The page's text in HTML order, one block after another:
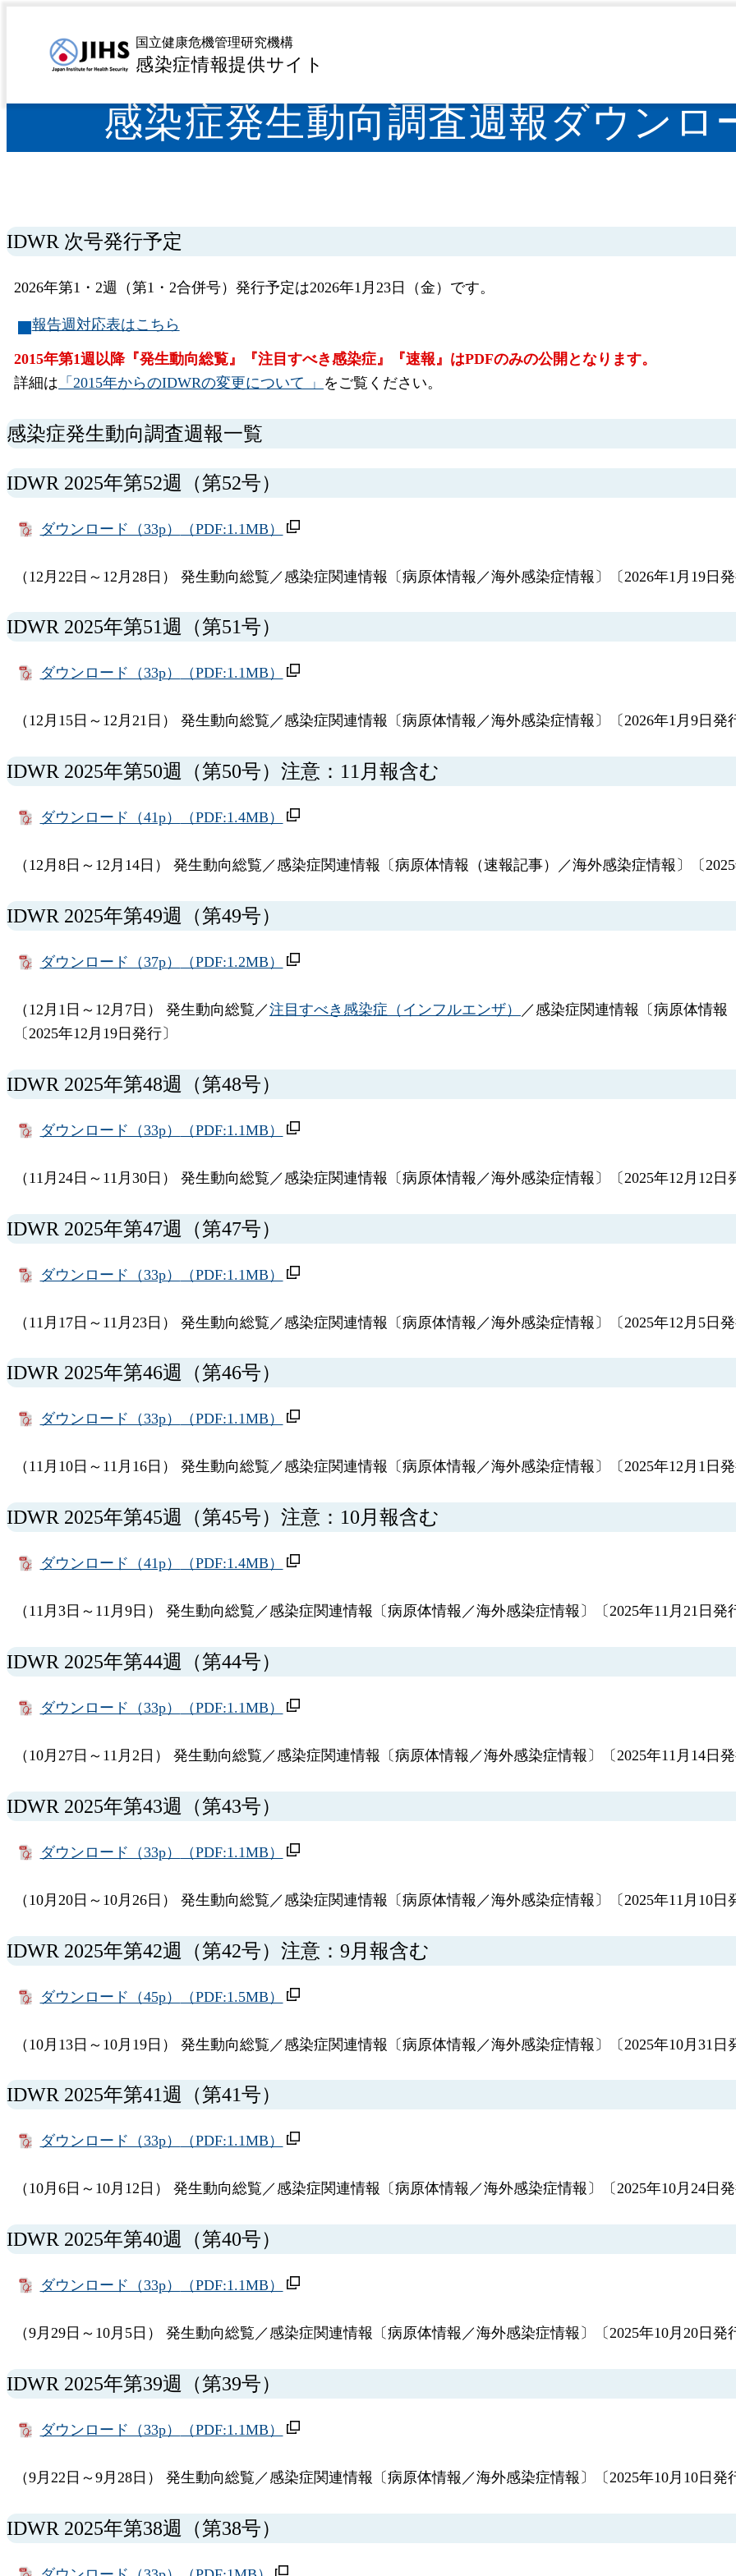
国立健康危機管理研究機構
感染症情報提供サイト
トップページ> サーベイランス>感染症発生動向調査 週報（IDWR）
感染症発生動向調査週報ダウンロ
IDWR 次号発行予定
2026年第1・2週（第1・2合併号）発行予定は2026年1月23日（金）です。
報告週対応表はこちら
2015年第1週以降『発生動向総覧』『注目すべき感染症』『速報』はPDFのみの公開となります。
詳細は 「2015年からのIDWRの変更について 」 をご覧ください。
感染症発生動向調査週報一覧
IDWR 2025年第52週（第52号）
ダウンロード（33p） （PDF:1.1MB）
（12月22日～12月28日） 発生動向総覧／感染症関連情報〔病原体情報／海外感染症情報〕〔2026年1月19日発
IDWR 2025年第51週（第51号）
ダウンロード（33p） （PDF:1.1MB）
（12月15日～12月21日） 発生動向総覧／感染症関連情報〔病原体情報／海外感染症情報〕〔2026年1月9日発
IDWR 2025年第50週（第50号）注意：11月報含む
ダウンロード（41p） （PDF:1.4MB）
（12月8日～12月14日） 発生動向総覧／感染症関連情報〔病原体情報（速報記事）／海外感染症情報〕〔2025
IDWR 2025年第49週（第49号）
ダウンロード（37p） （PDF:1.2MB）
（12月1日～12月7日） 発生動向総覧／注目すべき感染症（インフルエンザ）
／感染症関連情報〔病原体情報
〔2025年12月19日発行〕
IDWR 2025年第48週（第48号）
ダウンロード（33p） （PDF:1.1MB）
（11月24日～11月30日） 発生動向総覧／感染症関連情報〔病原体情報／海外感染症情報〕〔2025年12月12日
IDWR 2025年第47週（第47号）
ダウンロード（33p） （PDF:1.1MB）
（11月17日～11月23日） 発生動向総覧／感染症関連情報〔病原体情報／海外感染症情報〕〔2025年12月5日発
IDWR 2025年第46週（第46号）
ダウンロード（33p） （PDF:1.1MB）
（11月10日～11月16日） 発生動向総覧／感染症関連情報〔病原体情報／海外感染症情報〕〔2025年12月1日発
IDWR 2025年第45週（第45号）注意：10月報含む
ダウンロード（41p） （PDF:1.4MB）
（11月3日～11月9日） 発生動向総覧／感染症関連情報〔病原体情報／海外感染症情報〕〔2025年11月21日発
IDWR 2025年第44週（第44号）
ダウンロード（33p） （PDF:1.1MB）
（10月27日～11月2日） 発生動向総覧／感染症関連情報〔病原体情報／海外感染症情報〕〔2025年11月14日発
IDWR 2025年第43週（第43号）
ダウンロード（33p） （PDF:1.1MB）
（10月20日～10月26日） 発生動向総覧／感染症関連情報〔病原体情報／海外感染症情報〕〔2025年11月10日
IDWR 2025年第42週（第42号）注意：9月報含む
ダウンロード（45p） （PDF:1.5MB）
（10月13日～10月19日） 発生動向総覧／感染症関連情報〔病原体情報／海外感染症情報〕〔2025年10月31日
IDWR 2025年第41週（第41号）
ダウンロード（33p） （PDF:1.1MB）
（10月6日～10月12日） 発生動向総覧／感染症関連情報〔病原体情報／海外感染症情報〕〔2025年10月24日発
IDWR 2025年第40週（第40号）
ダウンロード（33p） （PDF:1.1MB）
（9月29日～10月5日） 発生動向総覧／感染症関連情報〔病原体情報／海外感染症情報〕〔2025年10月20日発
IDWR 2025年第39週（第39号）
ダウンロード（33p） （PDF:1.1MB）
（9月22日～9月28日） 発生動向総覧／感染症関連情報〔病原体情報／海外感染症情報〕〔2025年10月10日発
IDWR 2025年第38週（第38号）